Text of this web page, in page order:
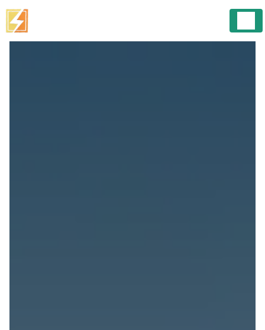
Panneau de gestion des cookies